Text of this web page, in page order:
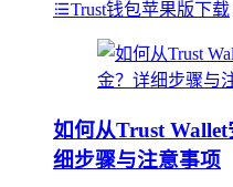
Trust钱包苹果版下载
如何从Trust
细步骤与注意事项